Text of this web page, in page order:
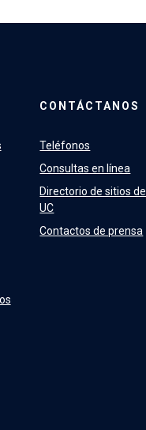
CONTÁCTANOS
Teléfonos
Consultas en línea
Directorio de sitios
UC
Contactos de prensa